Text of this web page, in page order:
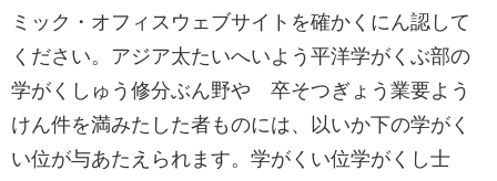
ミック・オフィスウェブサイトを確かくにん認して
ください。アジア太たいへいよう平洋学がくぶ部の
学がくしゅう修分ぶん野や 卒そつぎょう業要よう
けん件を満みたした者ものには、以いか下の学がく
い位が与あたえられます。学がくい位学がくし士